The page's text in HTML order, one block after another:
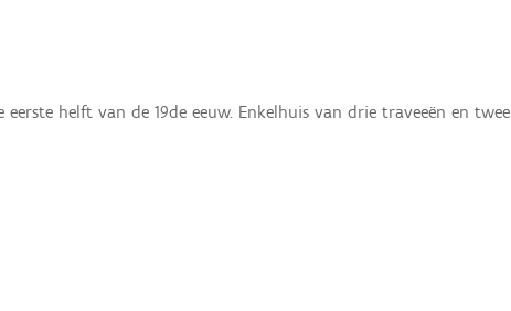
helft van de 19de eeuw. Enkelhuis van drie traveeën en twee